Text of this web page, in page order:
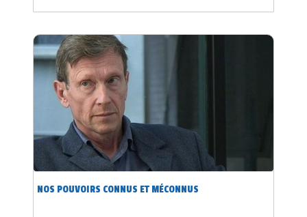
NOS POUVOIRS CONNUS ET MÉCONNUS